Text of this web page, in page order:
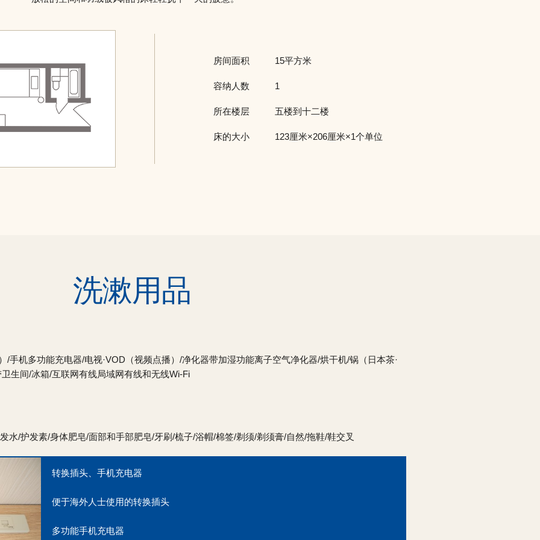
房间面积 15平方米
容纳人数 1
所在楼层 五楼到十二楼
床的大小 123厘米×206厘米×1个单位
洗漱用品
/手机多功能充电器/电视·VOD（视频点播）/净化器带加湿功能离子空气净化器/烘干机/锅（日本茶·
生间/冰箱/互联网有线局域网有线和无线Wi-Fi
水/护发素/身体肥皂/面部和手部肥皂/牙刷/梳子/浴帽/棉签/剃须/剃须膏/自然/拖鞋/鞋交叉
转换插头、手机充电器
便于海外人士使用的转换插头
多功能手机充电器